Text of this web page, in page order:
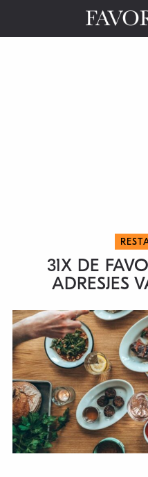
31X DE
ADRESJES